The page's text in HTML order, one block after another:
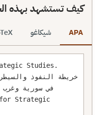
كيف تستشهد بهذه
APA شيكاغو
Studies.
for Strategic